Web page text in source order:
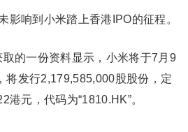
影响到小米踏上香港IPO的征程。
的一份资料显示，小米将于7月9
将发行2,179,585,000股股份，定
元，代码为“1810.HK”。